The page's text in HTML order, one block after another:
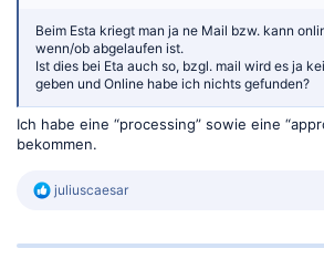
Beim Esta kriegt man ja ne Mail bzw. kann
wenn/ob abgelaufen ist.
Ist dies bei Eta auch so, bzgl. mail wird es ja
geben und Online habe ich nichts gefunden?
Ich habe eine “processing” sowie eine
bekommen.
R
k
juliuscaesar